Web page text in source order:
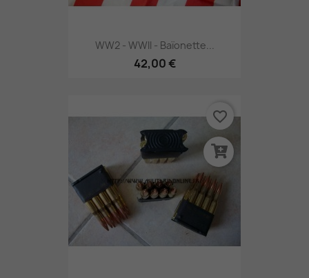
WW2 - WWII - Baïonette...
42,00 €
favorite_border